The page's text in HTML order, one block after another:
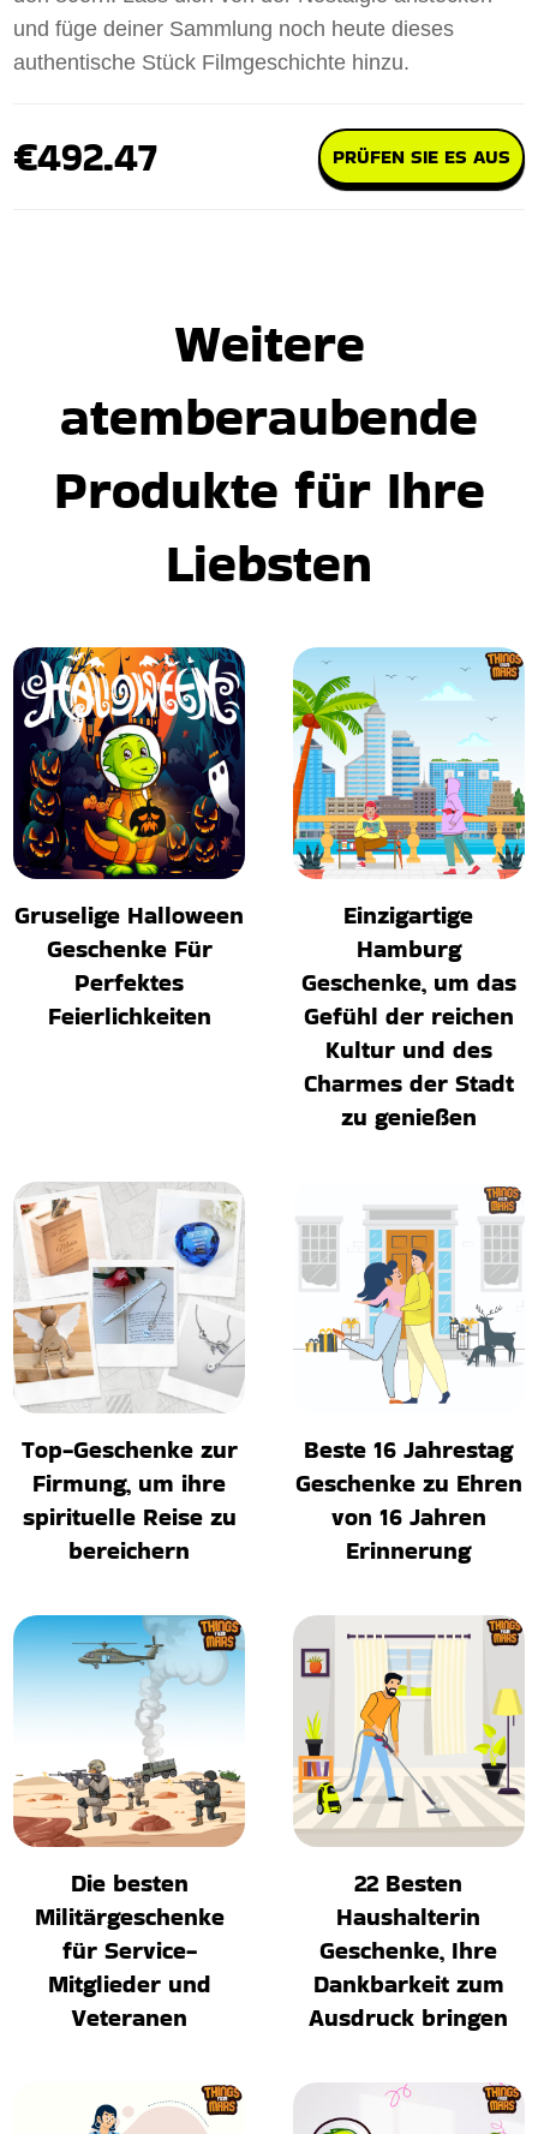
und füge deiner Sammlung noch heute dieses
authentische Stück Filmgeschichte hinzu.
€492.47 PRÜFEN SIE ES AUS
Weitere
atemberaubende
Produkte für Ihre
Liebsten
Gruselige Halloween
Geschenke Für
Perfektes
Feierlichkeiten
Einzigartige
Hamburg
Geschenke, um das
Gefühl der reichen
Kultur und des
Charmes der Stadt
zu genießen
Top-Geschenke zur
Firmung, um ihre
spirituelle Reise zu
bereichern
Beste 16 Jahrestag
Geschenke zu Ehren
von 16 Jahren
Erinnerung
Die besten
Militärgeschenke
für Service-
Mitglieder und
Veteranen
22 Besten
Haushalterin
Geschenke, Ihre
Dankbarkeit zum
Ausdruck bringen